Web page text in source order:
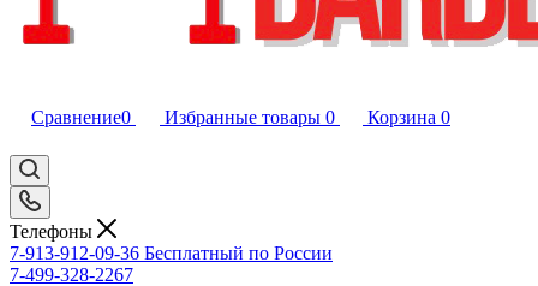
Сравнение0 Избранные товары 0 Корзина 0
Телефоны
7-913-912-09-36 Бесплатный по России
7-499-328-2267